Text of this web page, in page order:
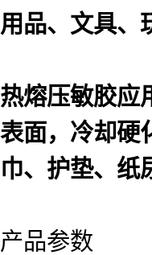
用品、文具、
热熔压敏胶应
表面，冷却硬
巾、护垫、纸
产品参数